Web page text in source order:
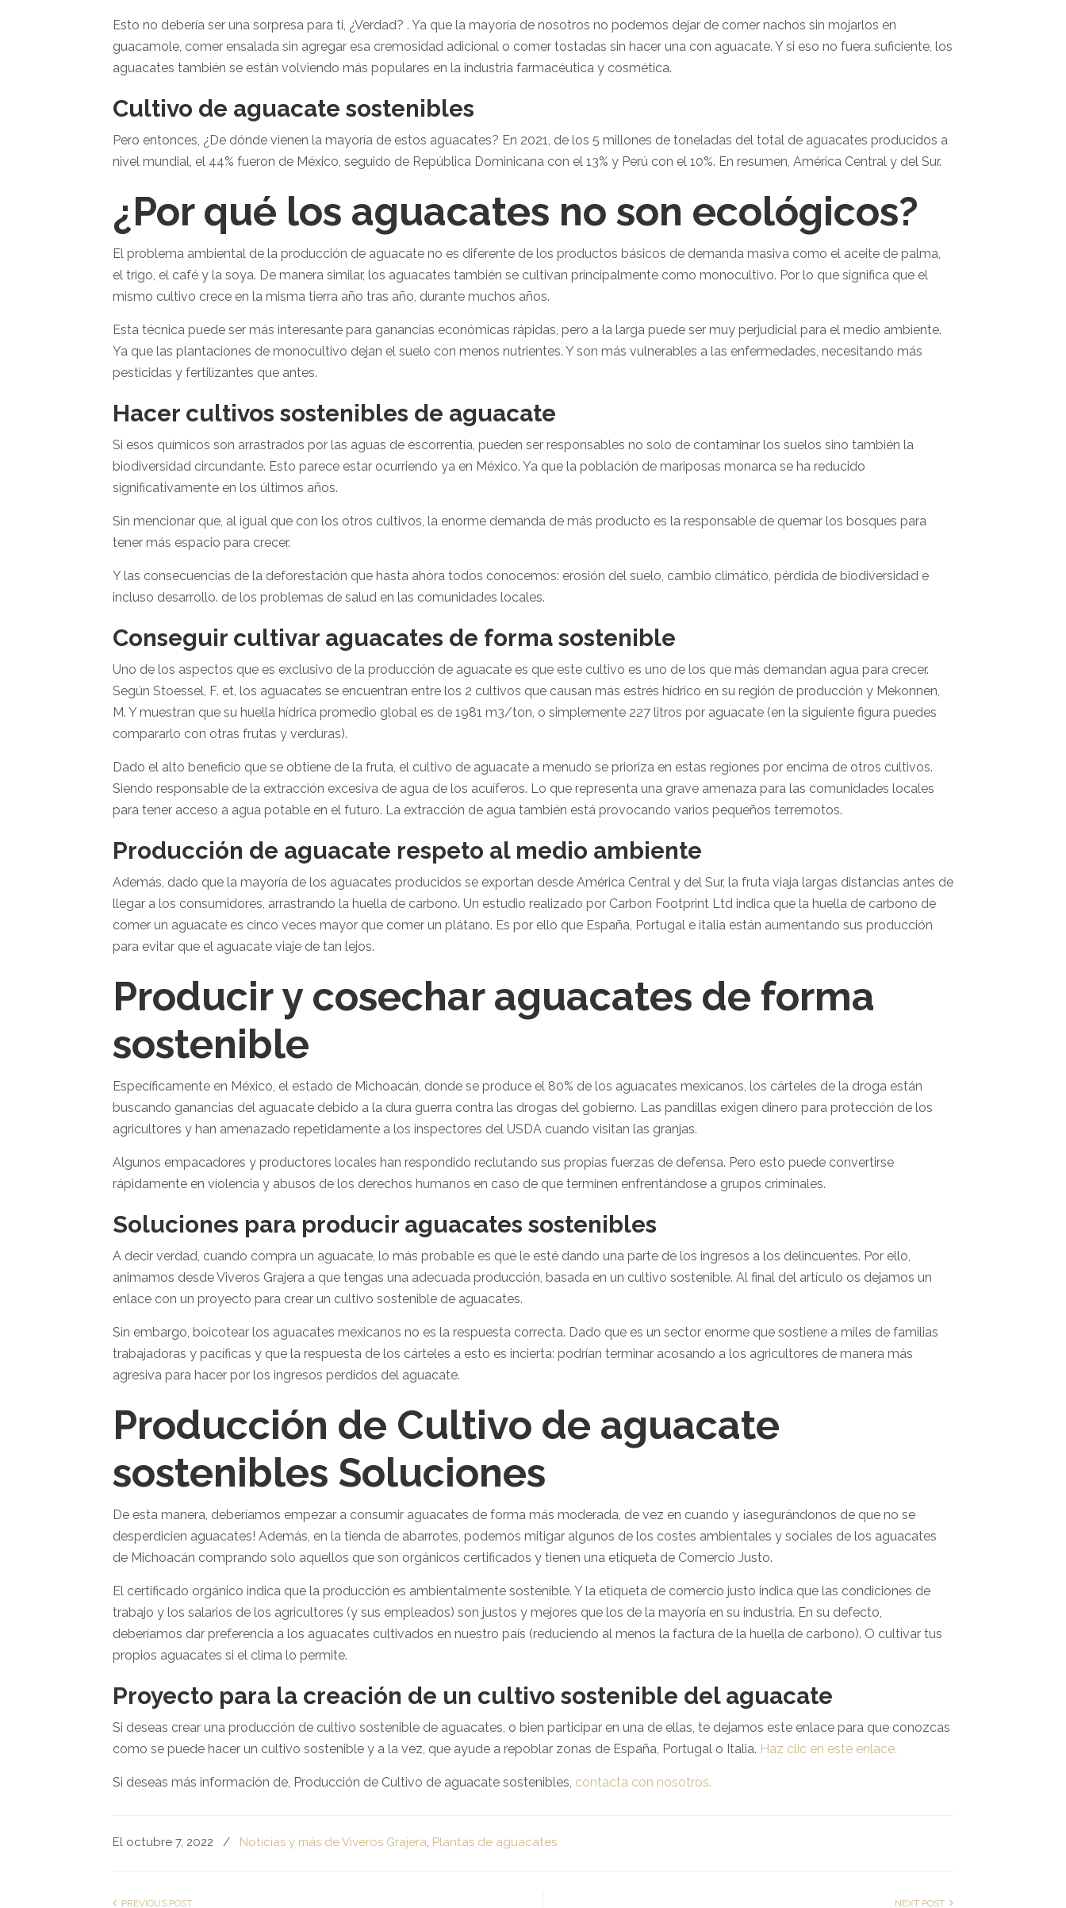
Esto no debería ser una sorpresa para ti, ¿Verdad? . Ya que la mayoría de nosotros no podemos dejar de comer nachos sin mojarlos en
guacamole, comer ensalada sin agregar esa cremosidad adicional o comer tostadas sin hacer una con aguacate. Y si eso no fuera suficiente, los
aguacates también se están volviendo más populares en la industria farmacéutica y cosmética.
Cultivo de aguacate sostenibles
Pero entonces, ¿De dónde vienen la mayoría de estos aguacates? En 2021, de los 5 millones de toneladas del total de aguacates producidos a
nivel mundial, el 44% fueron de México, seguido de República Dominicana con el 13% y Perú con el 10%. En resumen, América Central y del Sur.
¿Por qué los aguacates no son ecológicos?
El problema ambiental de la producción de aguacate no es diferente de los productos básicos de demanda masiva como el aceite de palma,
el trigo, el café y la soya. De manera similar, los aguacates también se cultivan principalmente como monocultivo. Por lo que significa que el
mismo cultivo crece en la misma tierra año tras año, durante muchos años.
Esta técnica puede ser más interesante para ganancias económicas rápidas, pero a la larga puede ser muy perjudicial para el medio ambiente.
Ya que las plantaciones de monocultivo dejan el suelo con menos nutrientes. Y son más vulnerables a las enfermedades, necesitando más
pesticidas y fertilizantes que antes.
Hacer cultivos sostenibles de aguacate
Si esos químicos son arrastrados por las aguas de escorrentía, pueden ser responsables no solo de contaminar los suelos sino también la
biodiversidad circundante. Esto parece estar ocurriendo ya en México. Ya que la población de mariposas monarca se ha reducido
significativamente en los últimos años.
Sin mencionar que, al igual que con los otros cultivos, la enorme demanda de más producto es la responsable de quemar los bosques para
tener más espacio para crecer.
Y las consecuencias de la deforestación que hasta ahora todos conocemos: erosión del suelo, cambio climático, pérdida de biodiversidad e
incluso desarrollo. de los problemas de salud en las comunidades locales.
Conseguir cultivar aguacates de forma sostenible
Uno de los aspectos que es exclusivo de la producción de aguacate es que este cultivo es uno de los que más demandan agua para crecer.
Según Stoessel, F. et, los aguacates se encuentran entre los 2 cultivos que causan más estrés hídrico en su región de producción y Mekonnen,
M. Y muestran que su huella hídrica promedio global es de 1981 m3/ton, o simplemente 227 litros por aguacate (en la siguiente figura puedes
compararlo con otras frutas y verduras).
Dado el alto beneficio que se obtiene de la fruta, el cultivo de aguacate a menudo se prioriza en estas regiones por encima de otros cultivos.
Siendo responsable de la extracción excesiva de agua de los acuíferos. Lo que representa una grave amenaza para las comunidades locales
para tener acceso a agua potable en el futuro. La extracción de agua también está provocando varios pequeños terremotos.
Producción de aguacate respeto al medio ambiente
Además, dado que la mayoría de los aguacates producidos se exportan desde América Central y del Sur, la fruta viaja largas distancias antes de
llegar a los consumidores, arrastrando la huella de carbono. Un estudio realizado por Carbon Footprint Ltd indica que la huella de carbono de
comer un aguacate es cinco veces mayor que comer un plátano. Es por ello que España, Portugal e italia están aumentando sus producción
para evitar que el aguacate viaje de tan lejos.
Producir y cosechar aguacates de forma
sostenible
Específicamente en México, el estado de Michoacán, donde se produce el 80% de los aguacates mexicanos, los cárteles de la droga están
buscando ganancias del aguacate debido a la dura guerra contra las drogas del gobierno. Las pandillas exigen dinero para protección de los
agricultores y han amenazado repetidamente a los inspectores del USDA cuando visitan las granjas.
Algunos empacadores y productores locales han respondido reclutando sus propias fuerzas de defensa. Pero esto puede convertirse
rápidamente en violencia y abusos de los derechos humanos en caso de que terminen enfrentándose a grupos criminales.
Soluciones para producir aguacates sostenibles
A decir verdad, cuando compra un aguacate, lo más probable es que le esté dando una parte de los ingresos a los delincuentes. Por ello,
animamos desde Viveros Grajera a que tengas una adecuada producción, basada en un cultivo sostenible. Al final del artículo os dejamos un
enlace con un proyecto para crear un cultivo sostenible de aguacates.
Sin embargo, boicotear los aguacates mexicanos no es la respuesta correcta. Dado que es un sector enorme que sostiene a miles de familias
trabajadoras y pacíficas y que la respuesta de los cárteles a esto es incierta: podrían terminar acosando a los agricultores de manera más
agresiva para hacer por los ingresos perdidos del aguacate.
Producción de Cultivo de aguacate
sostenibles Soluciones
De esta manera, deberíamos empezar a consumir aguacates de forma más moderada, de vez en cuando y ¡asegurándonos de que no se
desperdicien aguacates! Además, en la tienda de abarrotes, podemos mitigar algunos de los costes ambientales y sociales de los aguacates
de Michoacán comprando solo aquellos que son orgánicos certificados y tienen una etiqueta de Comercio Justo.
El certificado orgánico indica que la producción es ambientalmente sostenible. Y la etiqueta de comercio justo indica que las condiciones de
trabajo y los salarios de los agricultores (y sus empleados) son justos y mejores que los de la mayoría en su industria. En su defecto,
deberíamos dar preferencia a los aguacates cultivados en nuestro país (reduciendo al menos la factura de la huella de carbono). O cultivar tus
propios aguacates si el clima lo permite.
Proyecto para la creación de un cultivo sostenible del aguacate
Si deseas crear una producción de cultivo sostenible de aguacates, o bien participar en una de ellas, te dejamos este enlace para que conozcas
como se puede hacer un cultivo sostenible y a la vez, que ayude a repoblar zonas de España, Portugal o Italia. Haz clic en este enlace.
Si deseas más información de, Producción de Cultivo de aguacate sostenibles, contacta con nosotros.
El octubre 7, 2022 / Noticias y más de Viveros Grajera, Plantas de aguacates
PREVIOUS POST NEXT POST